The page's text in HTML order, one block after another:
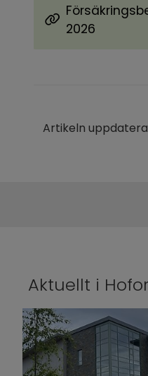
2026
Pdf, 2.5 MB,
Artikeln
Aktuellt i